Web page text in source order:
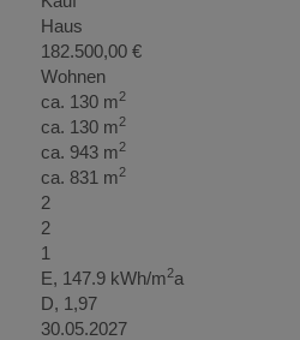
Haus
182.500,00 €
Wohnen
ca. 130 m2
ca. 130 m2
ca. 943 m2
ca. 831 m2
2
2
1
E, 147.9 kWh/m2a
D, 1,97
30.05.2027